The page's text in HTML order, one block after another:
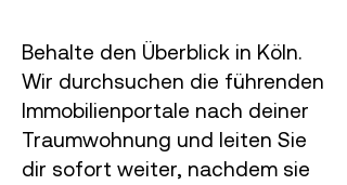
Behalte den Überblick in Köln.
Wir durchsuchen die führenden
Immobilienportale nach deiner
Traumwohnung und leiten Sie
dir sofort weiter, nachdem sie